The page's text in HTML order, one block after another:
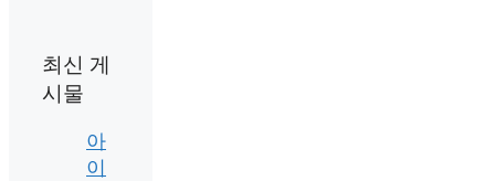
최신 게
시물
아
이